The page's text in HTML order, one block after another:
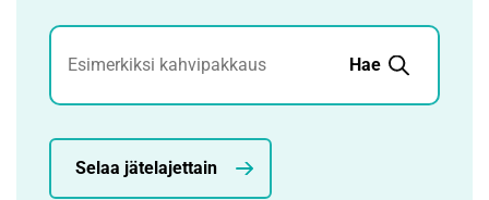
Jätehaku
Hae
Selaa jätelajettain